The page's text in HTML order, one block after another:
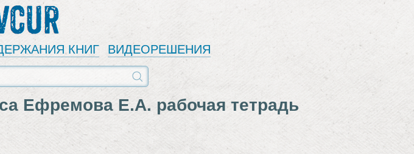
КНИГ ВИДЕОРЕШЕНИЯ
Ефремова Е.А. рабочая тетрадь